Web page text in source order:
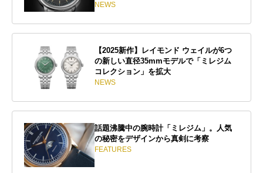
NEWS
【2025新作】レイモンド ウェイルが6つ
の新しい直径35mmモデルで「ミレジム
コレクション」を拡大
NEWS
話題沸騰中の腕時計「ミレジム」。人気
の秘密をデザインから真剣に考察
FEATURES